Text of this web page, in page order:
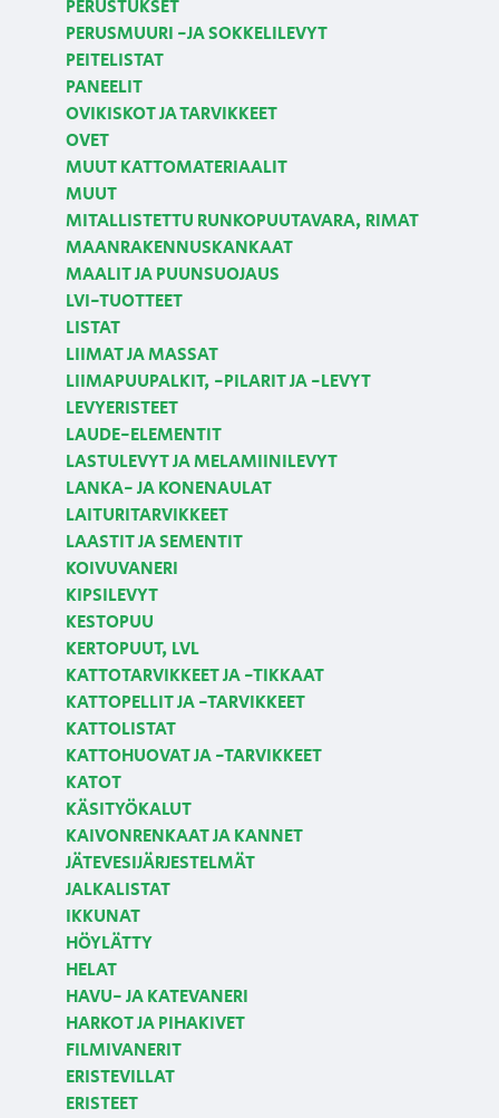
PERUSTUKSET
PERUSMUURI -JA SOKKELILEVYT
PEITELISTAT
PANEELIT
OVIKISKOT JA TARVIKKEET
OVET
MUUT KATTOMATERIAALIT
MUUT
MITALLISTETTU RUNKOPUUTAVARA, RIMAT
MAANRAKENNUSKANKAAT
MAALIT JA PUUNSUOJAUS
LVI-TUOTTEET
LISTAT
LIIMAT JA MASSAT
LIIMAPUUPALKIT, -PILARIT JA -LEVYT
LEVYERISTEET
LAUDE-ELEMENTIT
LASTULEVYT JA MELAMIINILEVYT
LANKA- JA KONENAULAT
LAITURITARVIKKEET
LAASTIT JA SEMENTIT
KOIVUVANERI
KIPSILEVYT
KESTOPUU
KERTOPUUT, LVL
KATTOTARVIKKEET JA -TIKKAAT
KATTOPELLIT JA -TARVIKKEET
KATTOLISTAT
KATTOHUOVAT JA -TARVIKKEET
KATOT
KÄSITYÖKALUT
KAIVONRENKAAT JA KANNET
JÄTEVESIJÄRJESTELMÄT
JALKALISTAT
IKKUNAT
HÖYLÄTTY
HELAT
HAVU- JA KATEVANERI
HARKOT JA PIHAKIVET
FILMIVANERIT
ERISTEVILLAT
ERISTEET